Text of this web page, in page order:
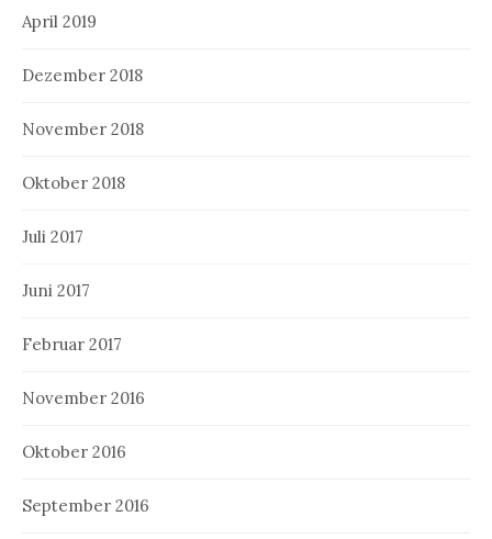
April 2019
Dezember 2018
November 2018
Oktober 2018
Juli 2017
Juni 2017
Februar 2017
November 2016
Oktober 2016
September 2016